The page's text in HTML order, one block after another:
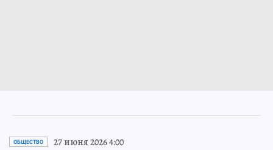
ОБЩЕСТВО 27 июня 2026 4:00